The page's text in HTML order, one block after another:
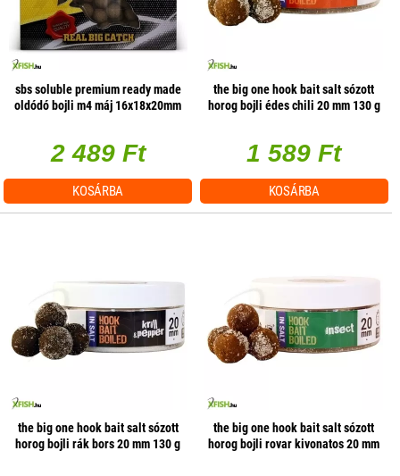
sbs soluble premium ready made
oldódó bojli m4 máj 16x18x20mm
2 489 Ft
KOSÁRBA
the big one hook bait salt sózott
horog bojli édes chili 20 mm 130 g
1 589 Ft
KOSÁRBA
the big one hook bait salt sózott
horog bojli rák bors 20 mm 130 g
the big one hook bait salt sózott
horog bojli rovar kivonatos 20 mm